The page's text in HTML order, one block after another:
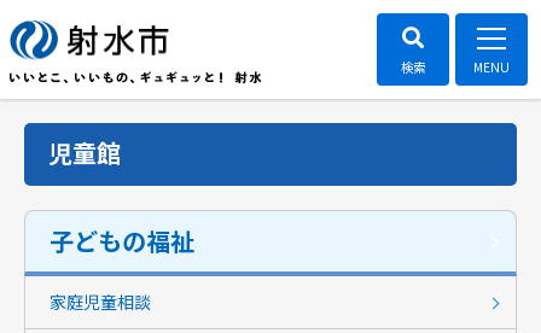
児童館
子どもの福祉
家庭児童相談